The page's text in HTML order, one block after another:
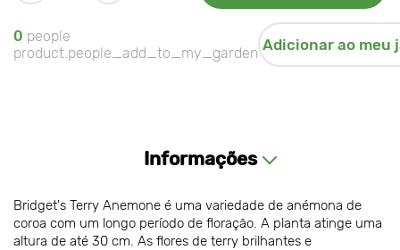
0 people
product.people_add_to_my_garden Adicionar ao meu
Informações
Bridget's Terry Anemone é uma variedade de anémona de
coroa com um longo período de floração. A planta atinge uma
altura de até 30 cm. As flores de terry brilhantes e